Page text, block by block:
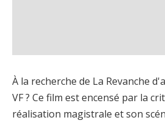
À la recherche de La Revanche
VF ? Ce film est encensé par la
réalisation magistrale et son